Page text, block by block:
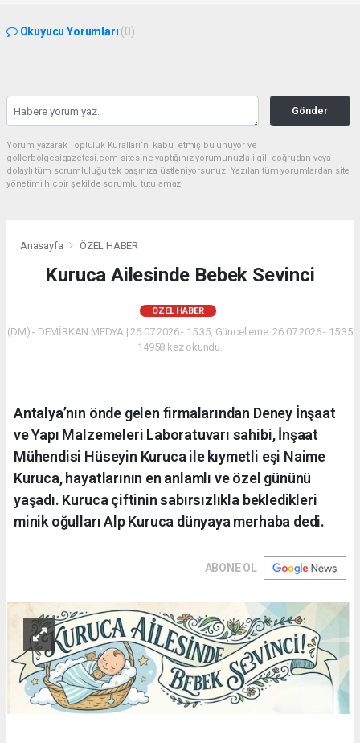
Okuyucu Yorumları (0)
Gönder
Yorum yazarak Topluluk Kuralları’nı kabul etmiş bulunuyor ve
gollerbolgesigazetesi.com sitesine yaptığınız yorumunuzla ilgili doğrudan veya
dolaylı tüm sorumluluğu tek başınıza üstleniyorsunuz. Yazılan tüm yorumlardan site
yönetimi hiçbir şekilde sorumlu tutulamaz.
Anasayfa ÖZEL HABER
Kuruca Ailesinde Bebek Sevinci
ÖZEL HABER
(DM) - DEMİRKAN MEDYA | 26.07.2026 - 15:35, Güncelleme: 26.07.2026 - 15:35
14958 kez okundu.
Antalya’nın önde gelen firmalarından Deney İnşaat
ve Yapı Malzemeleri Laboratuvarı sahibi, İnşaat
Mühendisi Hüseyin Kuruca ile kıymetli eşi Naime
Kuruca, hayatlarının en anlamlı ve özel gününü
yaşadı. Kuruca çiftinin sabırsızlıkla bekledikleri
minik oğulları Alp Kuruca dünyaya merhaba dedi.
ABONE OL